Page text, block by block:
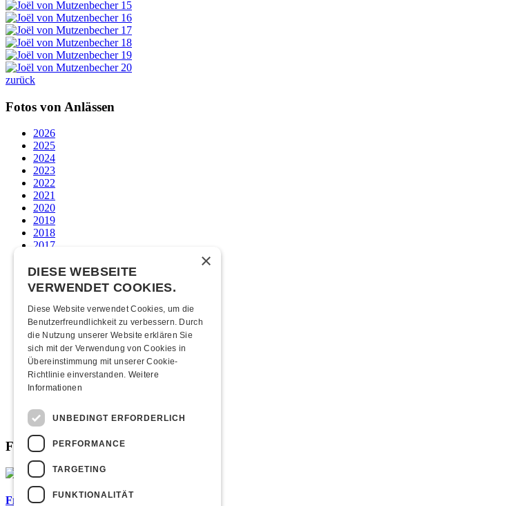
zurück
Fotos von Anlässen
2026
2025
2024
2023
2022
2021
2020
2019
2018
2017
2015
2014
2013
2012
2011
2010
2009
2008
2007
2006
2005
2004
2003
Fabrikgeflüster
Frisch bestätigt: Baschi
×
DIESE WEBSEITE
VERWENDET COOKIES.
Diese Website verwendet Cookies, um die
Benutzerfreundlichkeit zu verbessern. Durch
die Nutzung unserer Website erklären Sie
sich mit der Verwendung von Cookies in
Übereinstimmung mit unserer Cookie-
Richtlinie einverstanden. Weitere
Informationen
UNBEDINGT ERFORDERLICH
PERFORMANCE
TARGETING
FUNKTIONALITÄT